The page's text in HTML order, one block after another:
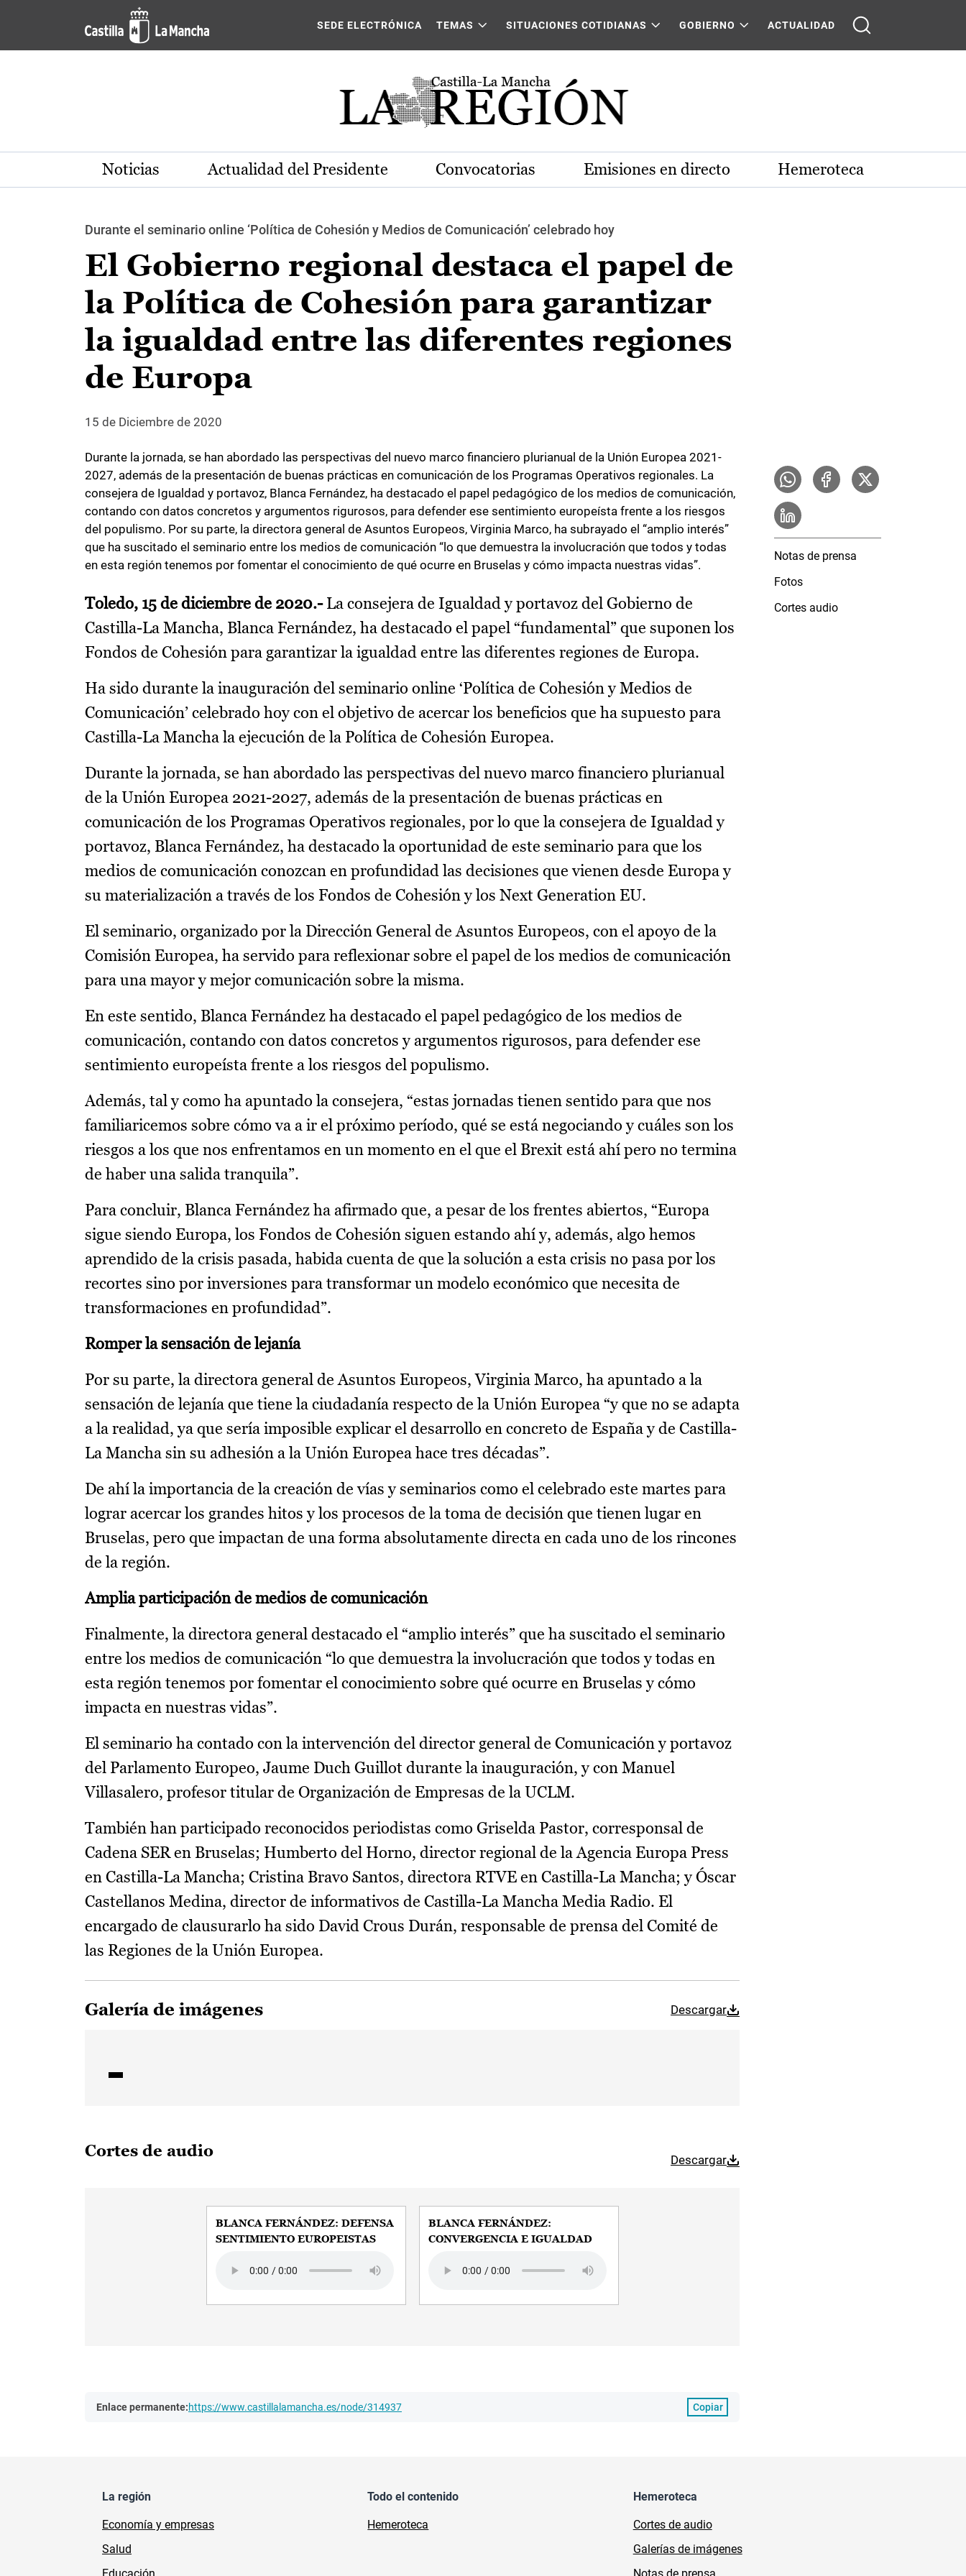
Pasar al contenido principal
SEDE ELECTRÓNICA TEMAS SITUACIONES COTIDIANAS GOBIERNO ACTUALIDAD
Noticias Actualidad del Presidente Convocatorias Emisiones en directo Hemeroteca
Durante el seminario online ‘Política de Cohesión y Medios de Comunicación’ celebrado hoy
El Gobierno regional destaca el papel de
la Política de Cohesión para garantizar
la igualdad entre las diferentes regiones
de Europa
15 de Diciembre de 2020
Durante la jornada, se han abordado las perspectivas del nuevo marco financiero plurianual de la Unión Europea 2021-
2027, además de la presentación de buenas prácticas en comunicación de los Programas Operativos regionales. La
consejera de Igualdad y portavoz, Blanca Fernández, ha destacado el papel pedagógico de los medios de comunicación,
contando con datos concretos y argumentos rigurosos, para defender ese sentimiento europeísta frente a los riesgos
del populismo. Por su parte, la directora general de Asuntos Europeos, Virginia Marco, ha subrayado el “amplio interés”
que ha suscitado el seminario entre los medios de comunicación “lo que demuestra la involucración que todos y todas
en esta región tenemos por fomentar el conocimiento de qué ocurre en Bruselas y cómo impacta nuestras vidas”.
Toledo, 15 de diciembre de 2020.-La consejera de Igualdad y portavoz del Gobierno de
Castilla-La Mancha, Blanca Fernández, ha destacado el papel “fundamental” que suponen los
Fondos de Cohesión para garantizar la igualdad entre las diferentes regiones de Europa.
Ha sido durante la inauguración del seminario online ‘Política de Cohesión y Medios de
Comunicación’ celebrado hoy con el objetivo de acercar los beneficios que ha supuesto para
Castilla-La Mancha la ejecución de la Política de Cohesión Europea.
Durante la jornada, se han abordado las perspectivas del nuevo marco financiero plurianual
de la Unión Europea 2021-2027, además de la presentación de buenas prácticas en
comunicación de los Programas Operativos regionales, por lo que la consejera de Igualdad y
portavoz, Blanca Fernández, ha destacado la oportunidad de este seminario para que los
medios de comunicación conozcan en profundidad las decisiones que vienen desde Europa y
su materialización a través de los Fondos de Cohesión y los Next Generation EU.
El seminario, organizado por la Dirección General de Asuntos Europeos, con el apoyo de la
Comisión Europea, ha servido para reflexionar sobre el papel de los medios de comunicación
para una mayor y mejor comunicación sobre la misma.
En este sentido, Blanca Fernández ha destacado el papel pedagógico de los medios de
comunicación, contando con datos concretos y argumentos rigurosos, para defender ese
sentimiento europeísta frente a los riesgos del populismo.
Además, tal y como ha apuntado la consejera, “estas jornadas tienen sentido para que nos
familiaricemos sobre cómo va a ir el próximo período, qué se está negociando y cuáles son los
riesgos a los que nos enfrentamos en un momento en el que el Brexit está ahí pero no termina
de haber una salida tranquila”.
Para concluir, Blanca Fernández ha afirmado que, a pesar de los frentes abiertos, “Europa
sigue siendo Europa, los Fondos de Cohesión siguen estando ahí y, además, algo hemos
aprendido de la crisis pasada, habida cuenta de que la solución a esta crisis no pasa por los
recortes sino por inversiones para transformar un modelo económico que necesita de
transformaciones en profundidad”.
Romper la sensación de lejanía
Por su parte, la directora general de Asuntos Europeos, Virginia Marco, ha apuntado a la
sensación de lejanía que tiene la ciudadanía respecto de la Unión Europea “y que no se adapta
a la realidad, ya que sería imposible explicar el desarrollo en concreto de España y de Castilla-
La Mancha sin su adhesión a la Unión Europea hace tres décadas”.
De ahí la importancia de la creación de vías y seminarios como el celebrado este martes para
lograr acercar los grandes hitos y los procesos de la toma de decisión que tienen lugar en
Bruselas, pero que impactan de una forma absolutamente directa en cada uno de los rincones
de la región.
Amplia participación de medios de comunicación
Finalmente, la directora general destacado el “amplio interés” que ha suscitado el seminario
entre los medios de comunicación “lo que demuestra la involucración que todos y todas en
esta región tenemos por fomentar el conocimiento sobre qué ocurre en Bruselas y cómo
impacta en nuestras vidas”.
El seminario ha contado con la intervención del director general de Comunicación y portavoz
del Parlamento Europeo, Jaume Duch Guillot durante la inauguración, y con Manuel
Villasalero, profesor titular de Organización de Empresas de la UCLM.
También han participado reconocidos periodistas como Griselda Pastor, corresponsal de
Cadena SER en Bruselas; Humberto del Horno, director regional de la Agencia Europa Press
en Castilla-La Mancha; Cristina Bravo Santos, directora RTVE en Castilla-La Mancha; y Óscar
Castellanos Medina, director de informativos de Castilla-La Mancha Media Radio. El
encargado de clausurarlo ha sido David Crous Durán, responsable de prensa del Comité de
las Regiones de la Unión Europea.
Galería de imágenes Descargar
Cortes de audio Descargar
BLANCA FERNÁNDEZ: DEFENSA
SENTIMIENTO EUROPEISTAS
BLANCA FERNÁNDEZ:
CONVERGENCIA E IGUALDAD
Enlace permanente:https://www.castillalamancha.es/node/314937 Copiar
Notas de prensa
Fotos
Cortes audio
La región
Economía y empresas
Salud
Todo el contenido
Hemeroteca
Hemeroteca
Cortes de audio
Galerías de imágenes